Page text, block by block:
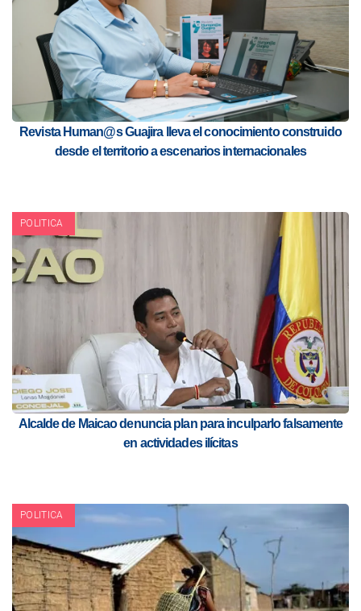
Revista Human@s Guajira lleva el conocimiento construido
desde el territorio a escenarios internacionales
POLITICA
Alcalde de Maicao denuncia plan para inculparlo falsamente
en actividades ilícitas
POLITICA